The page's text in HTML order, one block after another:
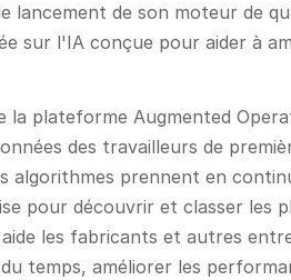
lancement de son moteur de
sur l'IA conçue pour aider à
plateforme Augmented
des travailleurs de
algorithmes prennent en
pour découvrir et classer les
les fabricants et autres
temps, améliorer les